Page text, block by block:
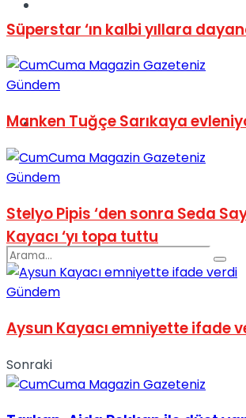
Podcast
No Result
Süperstar ‘ın kalbi yıllara
Gündem
Manken Tuğçe Sarıkaya
Gündem
Stelyo Pipis ‘den sonra Seda
Kayacı ‘yı topa tuttu
Gündem
Aysun Kayacı emniyette ifade
Sonraki